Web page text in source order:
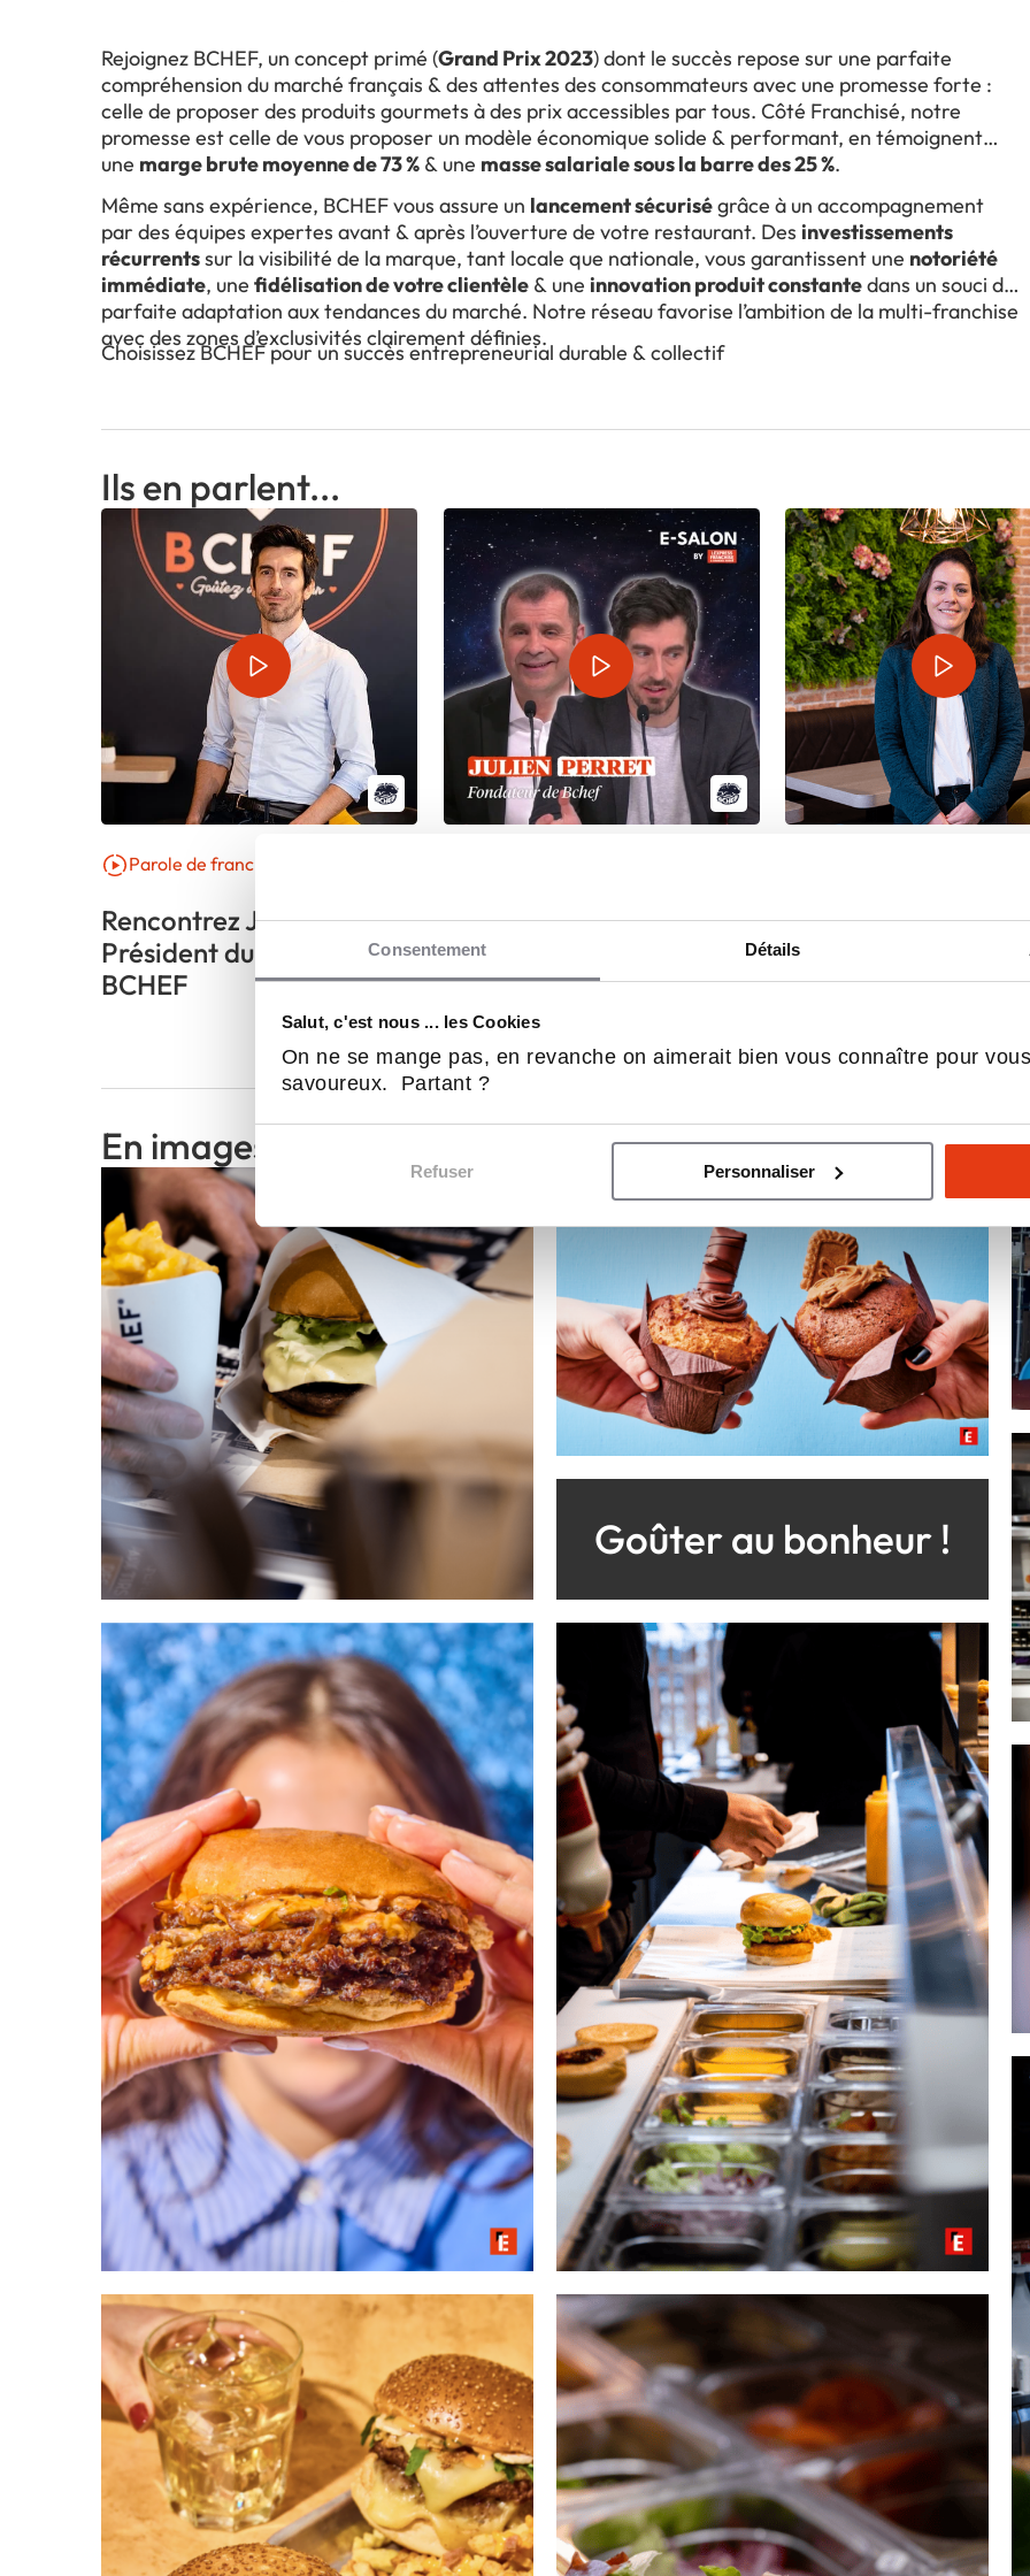
Consentement Détails
Salut, c'est nous ... les Cookies
On ne se mange pas, en revanche on aimerait bien vous connaître pour
savoureux. Partant ?
Refuser Personnaliser
Rejoignez BCHEF, un concept primé (Grand Prix 2023) dont le succès repose sur une parfaite
compréhension du marché français & des attentes des consommateurs avec une promesse forte :
celle de proposer des produits gourmets à des prix accessibles par tous. Côté Franchisé, notre
promesse est celle de vous proposer un modèle économique solide & performant, en témoignent
une marge brute moyenne de 73 % & une masse salariale sous la barre des 25 %.
Même sans expérience, BCHEF vous assure un lancement sécuriségrâce à un accompagnement
par des équipes expertes avant & après l’ouverture de votre restaurant. Des investissements
récurrentssur la visibilité de la marque, tant locale que nationale, vous garantissent une notoriété
immédiate, unefidélisation de votre clientèle & une innovation produit constantedans un souci de
parfaite adaptation aux tendances du marché. Notre réseau favorise l’ambition de la multi-franchise
avec des zones d’exclusivités clairement définies.
Choisissez BCHEF pour un succès entrepreneurial durable & collectif
Ils en parlent...
Rencontrez Julien Perret,
Président du groupe
BCHEF
Parole de franchiseur
REPLAY E-SALON BCHEF
Rencontrez Julie
Responsable
développement
En images
Goûter au bonheur !